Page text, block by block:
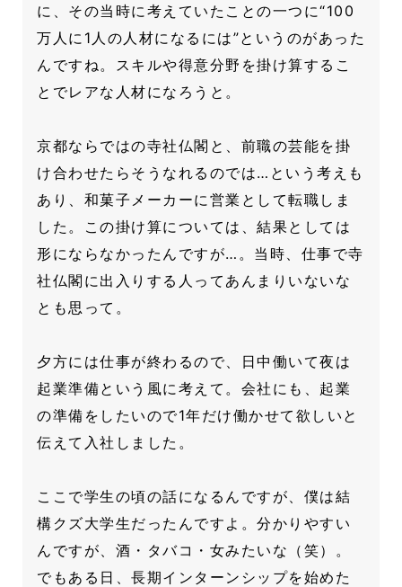
に、その当時に考えていたことの一つに“100
万人に1人の人材になるには”というのがあった
んですね。スキルや得意分野を掛け算するこ
とでレアな人材になろうと。
京都ならではの寺社仏閣と、前職の芸能を掛
け合わせたらそうなれるのでは…という考えも
あり、和菓子メーカーに営業として転職しま
した。この掛け算については、結果としては
形にならなかったんですが…。当時、仕事で寺
社仏閣に出入りする人ってあんまりいないな
とも思って。
夕方には仕事が終わるので、日中働いて夜は
起業準備という風に考えて。会社にも、起業
の準備をしたいので1年だけ働かせて欲しいと
伝えて入社しました。
ここで学生の頃の話になるんですが、僕は結
構クズ大学生だったんですよ。分かりやすい
んですが、酒・タバコ・女みたいな（笑）。
でもある日、長期インターンシップを始めた